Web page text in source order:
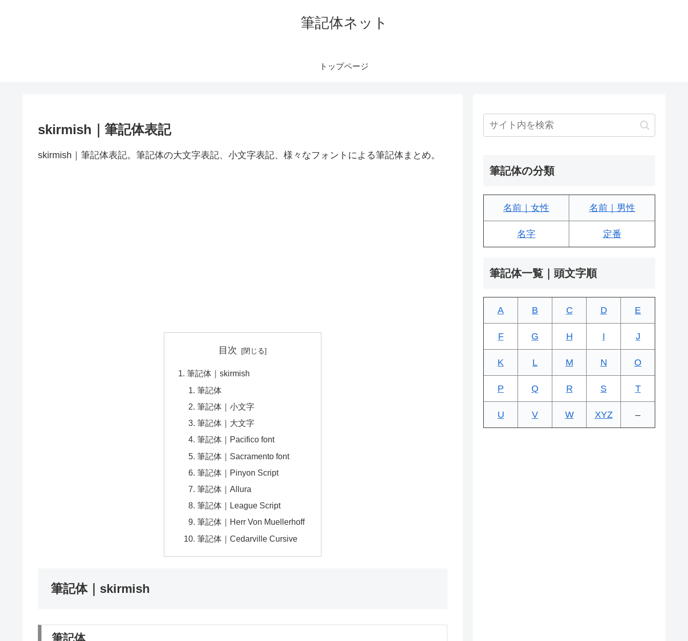
筆記体ネット
トップページ
skirmish｜筆記体表記
skirmish｜筆記体表記。筆記体の大文字表記、小文字表記、様々なフォントによる筆記体まとめ。
目次
筆記体｜skirmish
筆記体
筆記体｜小文字
筆記体｜大文字
筆記体｜Pacifico font
筆記体｜Sacramento font
筆記体｜Pinyon Script
筆記体｜Allura
筆記体｜League Script
筆記体｜Herr Von Muellerhoff
筆記体｜Cedarville Cursive
筆記体｜skirmish
筆記体
筆記体の分類
名前｜女性 名前｜男性
名字 定番
筆記体一覧｜頭文字順
A B C D E
F G H I J
K L M N O
P Q R S T
U V W XYZ –